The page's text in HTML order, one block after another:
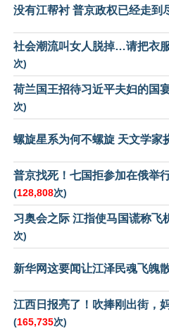
没有江帮衬 普京政权已经走到
社会潮流叫女人脱掉…请把衣
次)
荷兰国王招待习近平夫妇的国
次)
螺旋星系为何不螺旋 天文学家
普京找死！七国拒参加在俄举
(128,808次)
习奥会之际 江指使马国谎称飞
次)
新华网这要闻让江泽民魂飞魄
江西日报亮了！吹捧刚出街，
(165,735次)